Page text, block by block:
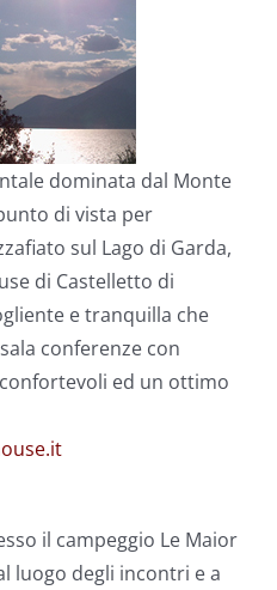
dominata dal Monte
di vista per
sul Lago di Garda,
di Castelletto di
e tranquilla che
conferenze con
ed un ottimo
il campeggio Le Maior
luogo degli incontri e a